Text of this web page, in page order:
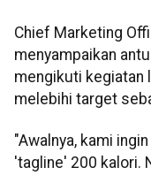
Chief Marketing
menyampaikan
mengikuti kegiatan
melebihi target
"Awalnya, kami
'tagline' 200 kalori.